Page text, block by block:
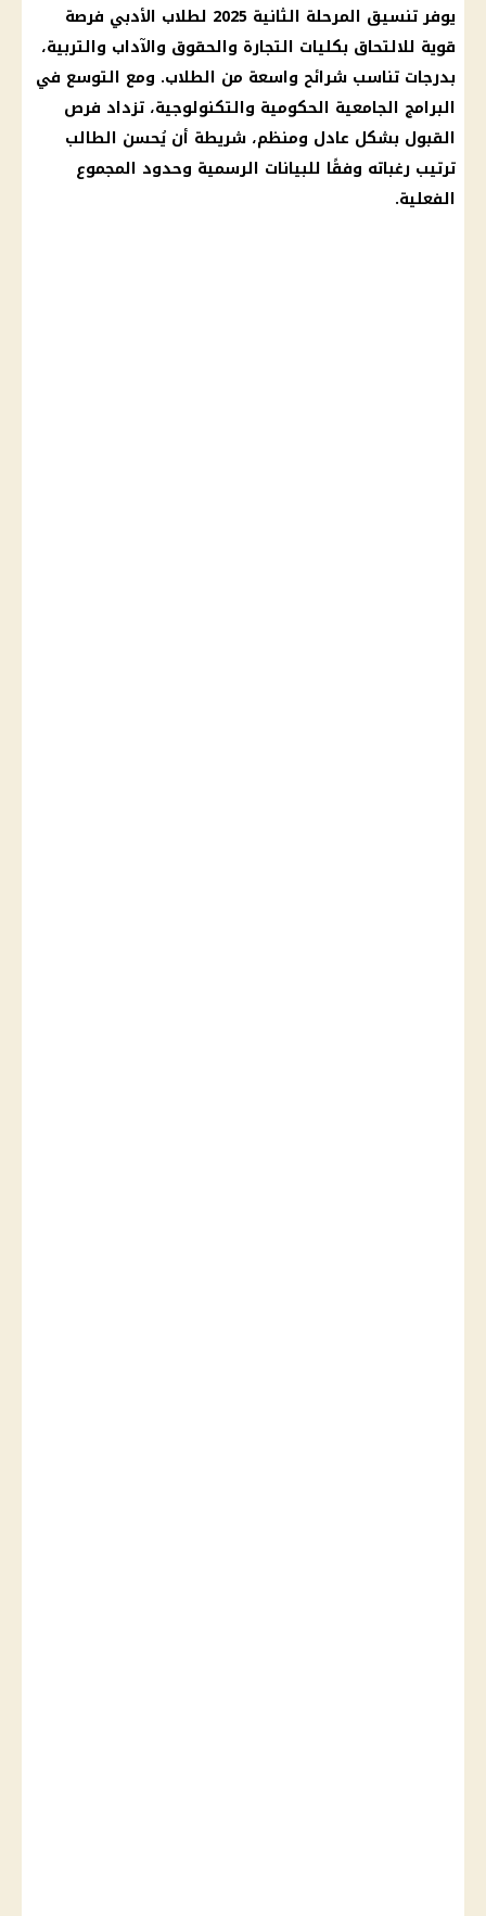
يوفرتنسيق المرحلة الثانية الأدبي فرصة
قوية للالتحاق بكليات التجارة والحقوق والآداب والتربية،
بدرجات تناسب شرائح واسعة من الطلاب. ومع التوسع في
البرامج الجامعية الحكومية والتكنولوجية، تزداد فرص
القبول بشكل عادل ومنظم، شريطة أن يُحسن الطالب
ترتيب رغباته وفقًا للبيانات الرسمية وحدود المجموع
الفعلية.